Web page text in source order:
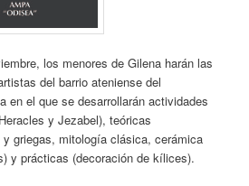
los menores de Gilena harán las
del barrio ateniense del
en el que se desarrollarán actividades
y Jezabel), teóricas
griegas, mitología clásica, cerámica
y prácticas (decoración de kílices).